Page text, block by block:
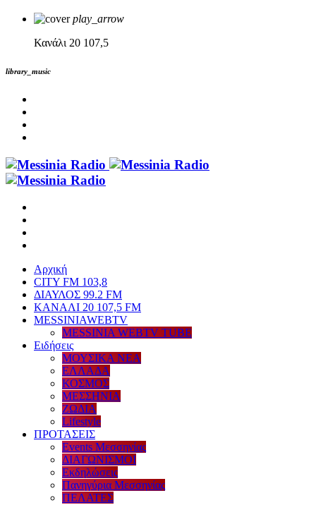
play_arrow
Κανάλι 20 107,5
library_music
Αρχική
CITY FM 103,8
ΔΙΑΥΛΟΣ 99.2 FM
ΚΑΝΑΛΙ 20 107,5 FM
MESSINIAWEBTV
MESSINIA WEBTV TUBE
Eιδήσεις
ΜΟΥΣΙΚΑ ΝΕΑ
ΕΛΛΑΔΑ
ΚΟΣΜΟΣ
ΜΕΣΣΗΝΙΑ
ΖΩΔΙΑ
Lifestyle
ΠΡΟΤΑΣΕΙΣ
Events Μεσσηνίας
ΔΙΑΓΩΝΙΣΜΟΙ
Εκδηλώσεις
Πανηγύρια Μεσσηνίας
ΠΕΛΑΤΕΣ